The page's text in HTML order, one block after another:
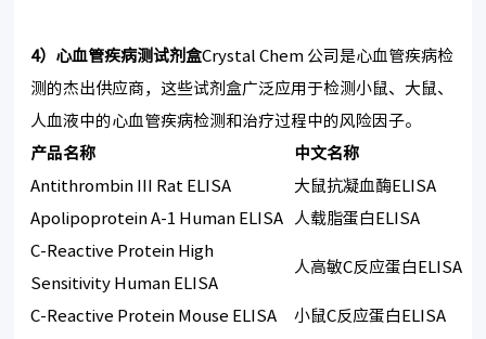
4）心血管疾病测试剂盒Crystal Chem 公司是心血管疾病检
测的杰出供应商，这些试剂盒广泛应用于检测小鼠、大鼠、
人血液中的心血管疾病检测和治疗过程中的风险因子。
产品名称
中文名称
Antithrombin III Rat ELISA
大鼠抗凝血酶ELISA
Apolipoprotein A-1 Human ELISA
人载脂蛋白ELISA
C-Reactive Protein High
Sensitivity Human ELISA
人高敏C反应蛋白ELISA
C-Reactive Protein Mouse ELISA
小鼠C反应蛋白ELISA